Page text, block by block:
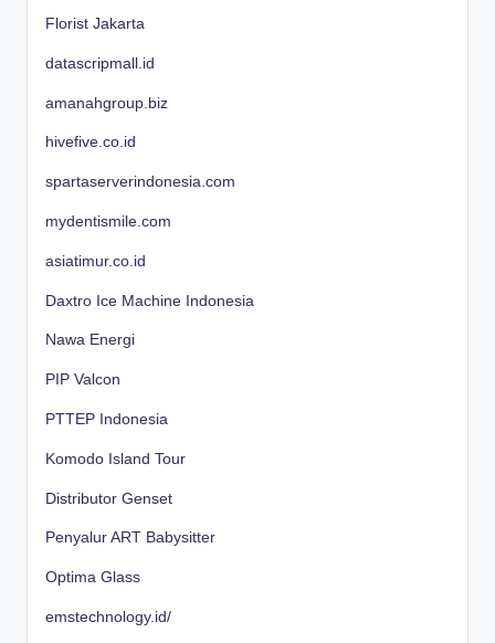
Florist Jakarta
datascripmall.id
amanahgroup.biz
hivefive.co.id
spartaserverindonesia.com
mydentismile.com
asiatimur.co.id
Daxtro Ice Machine Indonesia
Nawa Energi
PIP Valcon
PTTEP Indonesia
Komodo Island Tour
Distributor Genset
Penyalur ART Babysitter
Optima Glass
emstechnology.id/